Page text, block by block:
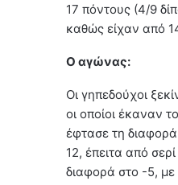
17 πόντους (4/9
καθώς είχαν από
Ο αγώνας:
Οι γηπεδούχοι
οι οποίοι έκαναν
έφτασε τη
12, έπειτα από
διαφορά στο -5, με